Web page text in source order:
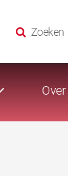
Zoeken
Over